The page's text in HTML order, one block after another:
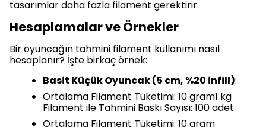
tasarımlar daha fazla filament gerektirir.
Hesaplamalar ve Örnekler
Bir oyuncağın tahmini filament kullanımı nasıl
hesaplanır? İşte birkaç örnek:
Basit Küçük Oyuncak (5 cm, %20 infill):
Ortalama Filament Tüketimi: 10 gram1 kg
Filament ile Tahmini Baskı Sayısı: 100 adet
Ortalama Filament Tüketimi: 10 gram